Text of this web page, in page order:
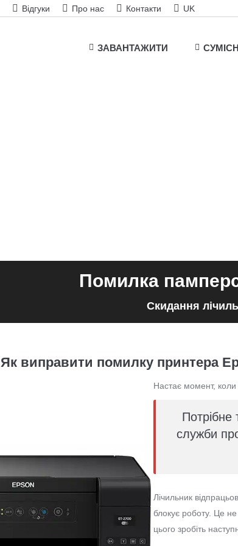
Відгуки Про нас Контакти UK
ЗАВАНТАЖИТИ
Помилка
Скидання
Як виправити помилку принтера
Настає момент, коли
Потрібне
служби
Лічильник
блокує роботу. Це
цього зробіть